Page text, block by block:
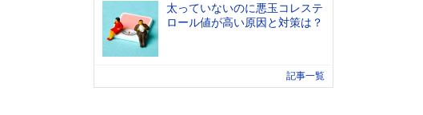
太っていないのに悪玉コレステ
ロール値が高い原因と対策は？
記事一覧